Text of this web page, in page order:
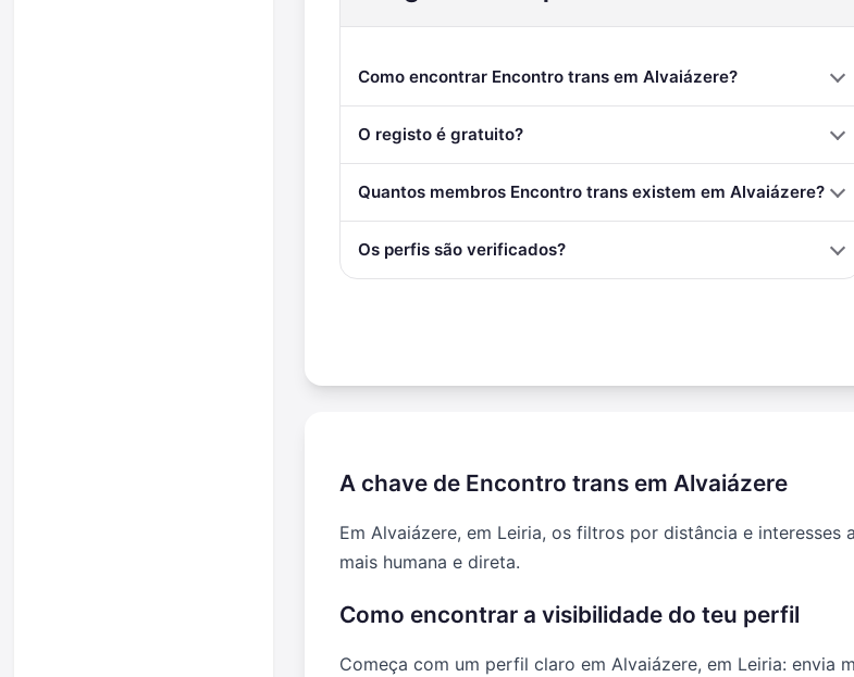
Como encontrar Encontro trans em Alvaiázere?
O registo é gratuito?
Quantos membros Encontro trans existem em Alvaiázere?
Os perfis são verificados?
A chave de Encontro trans em Alvaiázere
Em Alvaiázere, em Leiria, os filtros por distância e
mais humana e direta.
Como encontrar a visibilidade do teu perfil
Começa com um perfil claro em Alvaiázere, em Leiria: envia